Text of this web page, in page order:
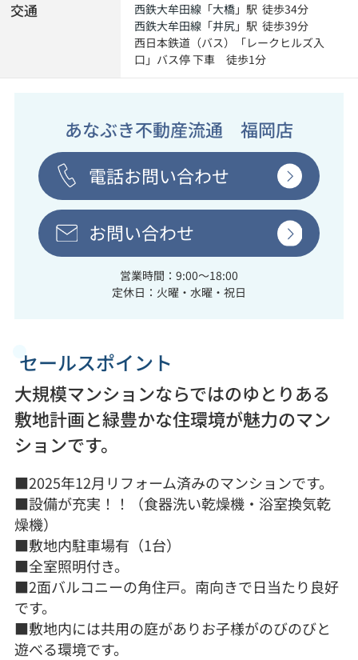
交通 西鉄大牟田線 「大橋」駅 徒歩34分
西鉄大牟田線 「井尻」駅 徒歩39分
西日本鉄道（バス）「レークヒルズ入
口」バス停 下車 徒歩1分
あなぶき不動産流通 福岡店
電話お問い合わせ
お問い合わせ
営業時間：9:00～18:00
定休日：火曜・水曜・祝日
セールスポイント
大規模マンションならではのゆとりある
敷地計画と緑豊かな住環境が魅力のマン
ションです。
■2025年12月リフォーム済みのマンションです。
■設備が充実！！（食器洗い乾燥機・浴室換気乾
燥機）
■敷地内駐車場有（1台）
■全室照明付き。
■2面バルコニーの角住戸。南向きで日当たり良好
です。
■敷地内には共用の庭がありお子様がのびのびと
遊べる環境です。